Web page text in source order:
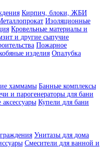
Кирпич, блоки, ЖБИ
Изоляционные
Кровельные материалы и
и другие сыпучие
Пожарное
изделия Опалубка
хаммамы Банные комплексы
и парогенераторы для бани
Купели для бани
Унитазы для дома
Смесители для ванной и